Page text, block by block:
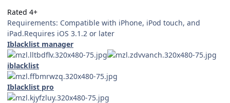
Rated 4+
Requirements: Compatible with iPhone, iPod touch, and
iPad.Requires iOS 3.1.2 or later
Iblacklist manager
iblacklist
Iblacklist pro